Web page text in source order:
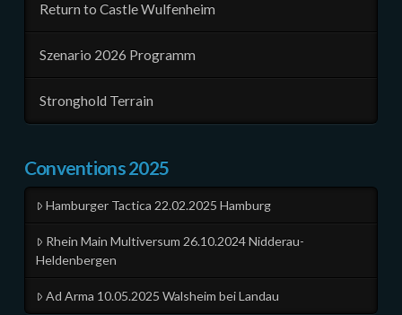
Return to Castle Wulfenheim
Szenario 2026 Programm
Stronghold Terrain
Conventions 2025
Hamburger Tactica 22.02.2025 Hamburg
Rhein Main Multiversum 26.10.2024 Nidderau-
Heldenbergen
Ad Arma 10.05.2025 Walsheim bei Landau